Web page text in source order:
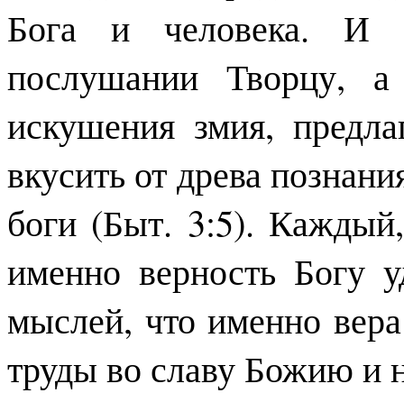
Бога и человека. И
послушании Творцу, а
искушения змия,
вкусить от древа
боги (Быт. 3:5).
именно верность Богу
мыслей, что именно
труды во славу Божию и